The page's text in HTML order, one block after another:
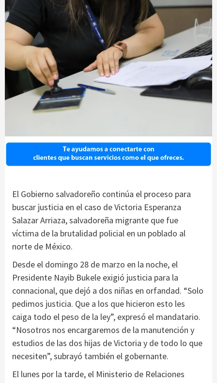
El Gobierno salvadoreño continúa el proceso para
buscar justicia en el caso de Victoria Esperanza
Salazar Arriaza, salvadoreña migrante que fue
víctima de la brutalidad policial en un poblado al
norte de México.
Desde el domingo 28 de marzo en la noche, el
Presidente Nayib Bukele exigió justicia para la
connacional, que dejó a dos niñas en orfandad. “Solo
pedimos justicia. Que a los que hicieron esto les
caiga todo el peso de la ley”, expresó el mandatario.
“Nosotros nos encargaremos de la manutención y
estudios de las dos hijas de Victoria y de todo lo que
necesiten”, subrayó también el gobernante.
El lunes por la tarde, el Ministerio de Relaciones